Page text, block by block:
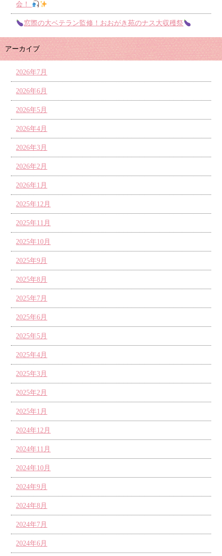
会！
窓際の大ベテラン監修！おおがき苑のナス大収穫祭
アーカイブ
2026年7月
2026年6月
2026年5月
2026年4月
2026年3月
2026年2月
2026年1月
2025年12月
2025年11月
2025年10月
2025年9月
2025年8月
2025年7月
2025年6月
2025年5月
2025年4月
2025年3月
2025年2月
2025年1月
2024年12月
2024年11月
2024年10月
2024年9月
2024年8月
2024年7月
2024年6月